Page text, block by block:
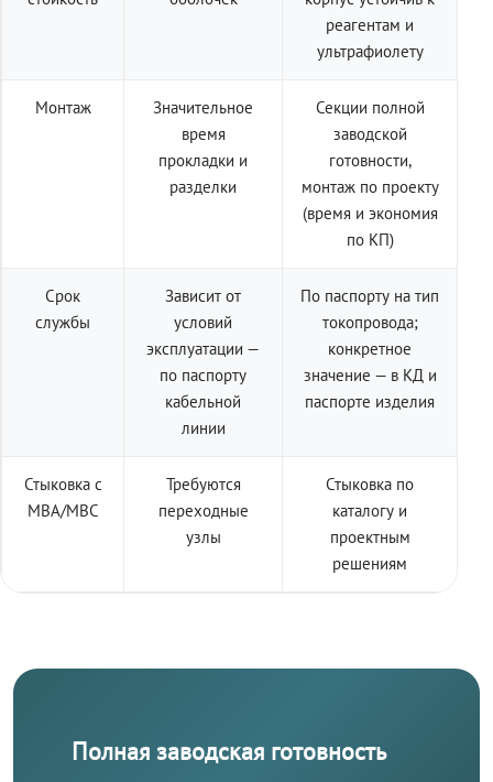
реагентам и
ультрафиолету
Монтаж
Значительное
время
прокладки и
разделки
Секции полной
заводской
готовности,
монтаж по проекту
(время и экономия
по КП)
Срок
службы
Зависит от
условий
эксплуатации —
по паспорту
кабельной
линии
По паспорту на тип
токопровода;
конкретное
значение — в КД и
паспорте изделия
Стыковка с
МВА/МВС
Требуются
переходные
узлы
Стыковка по
каталогу и
проектным
решениям
Полная заводская готовность